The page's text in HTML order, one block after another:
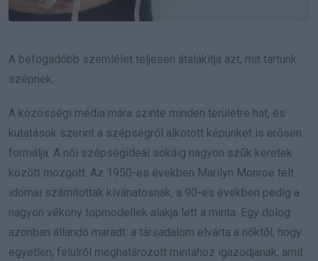
A befogadóbb szemlélet teljesen átalakítja azt, mit tartunk
szépnek.
A közösségi média mára szinte minden területre hat, és
kutatások szerint a szépségről alkotott képünket is erősen
formálja. A női szépségideál sokáig nagyon szűk keretek
között mozgott. Az 1950-es években Marilyn Monroe telt
idomai számítottak kívánatosnak, a 90-es években pedig a
nagyon vékony topmodellek alakja lett a minta. Egy dolog
azonban állandó maradt: a társadalom elvárta a nőktől, hogy
egyetlen, felülről meghatározott mintához igazodjanak, amit